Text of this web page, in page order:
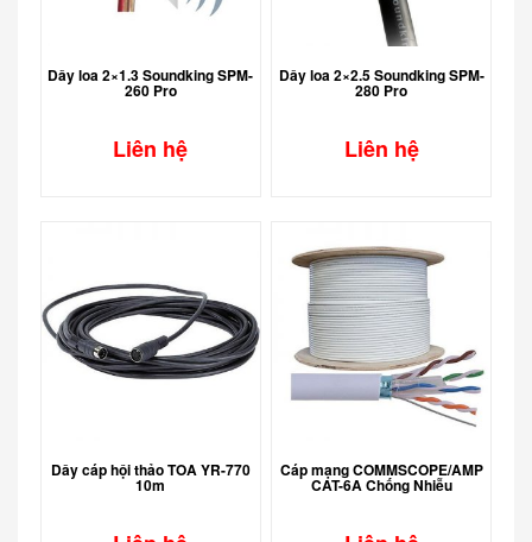
Dây loa 2×1.3 Soundking SPM-
260 Pro
Liên hệ
Dây loa 2×2.5 Soundking SPM-
280 Pro
Liên hệ
Dây cáp hội thảo TOA YR-770
10m
Cáp mạng COMMSCOPE/AMP
CAT-6A Chống Nhiễu